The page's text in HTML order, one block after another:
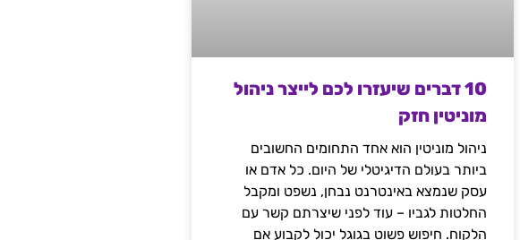
10 דברים שיעזרו לכם לייצר ניהול
מוניטין חזק
ניהול מוניטין הוא אחד התחומים החשובים
ביותר בעולם הדיגיטלי של היום. כל אדם או
עסק שנמצא באינטרנט נבחן, נשפט ומקבל
החלטות לגביו – עוד לפני שיצרתם קשר עם
הלקוח. חיפוש פשוט בגוגל יכול לקבוע אם